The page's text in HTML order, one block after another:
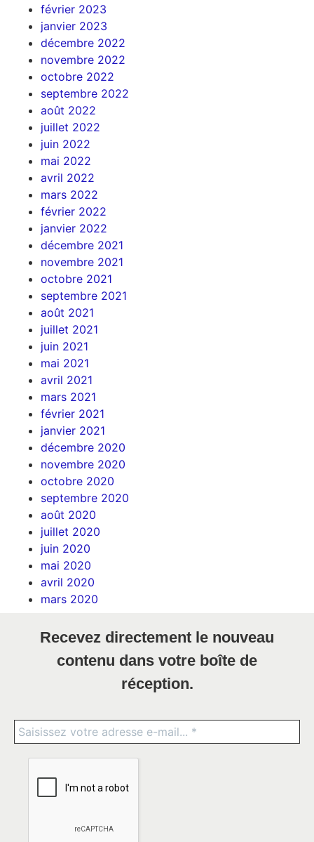
février 2023
janvier 2023
décembre 2022
novembre 2022
octobre 2022
septembre 2022
août 2022
juillet 2022
juin 2022
mai 2022
avril 2022
mars 2022
février 2022
janvier 2022
décembre 2021
novembre 2021
octobre 2021
septembre 2021
août 2021
juillet 2021
juin 2021
mai 2021
avril 2021
mars 2021
février 2021
janvier 2021
décembre 2020
novembre 2020
octobre 2020
septembre 2020
août 2020
juillet 2020
juin 2020
mai 2020
avril 2020
mars 2020
Recevez directement le nouveau
contenu dans votre boîte de
réception.